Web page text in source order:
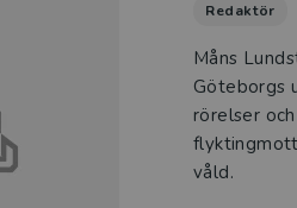
Redaktör
Måns
Göteborgs
rörelser
våld.